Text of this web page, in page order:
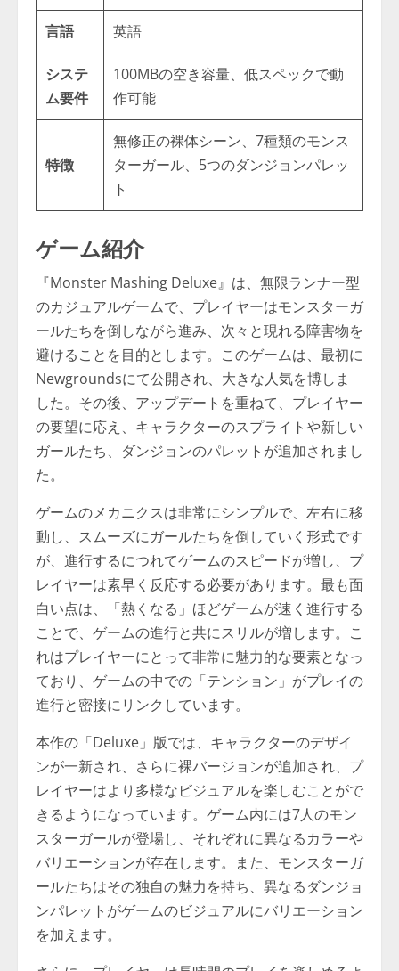
言語 英語
システ
ム要件
100MBの空き容量、低スペックで動
作可能
特徴
無修正の裸体シーン、7種類のモンス
ターガール、5つのダンジョンパレッ
ト
ゲーム紹介
『Monster Mashing Deluxe』は、無限ランナー型
のカジュアルゲームで、プレイヤーはモンスターガ
ールたちを倒しながら進み、次々と現れる障害物を
避けることを目的とします。このゲームは、最初に
Newgroundsにて公開され、大きな人気を博しま
した。その後、アップデートを重ねて、プレイヤー
の要望に応え、キャラクターのスプライトや新しい
ガールたち、ダンジョンのパレットが追加されまし
た。
ゲームのメカニクスは非常にシンプルで、左右に移
動し、スムーズにガールたちを倒していく形式です
が、進行するにつれてゲームのスピードが増し、プ
レイヤーは素早く反応する必要があります。最も面
白い点は、「熱くなる」ほどゲームが速く進行する
ことで、ゲームの進行と共にスリルが増します。こ
れはプレイヤーにとって非常に魅力的な要素となっ
ており、ゲームの中での「テンション」がプレイの
進行と密接にリンクしています。
本作の「Deluxe」版では、キャラクターのデザイ
ンが一新され、さらに裸バージョンが追加され、プ
レイヤーはより多様なビジュアルを楽しむことがで
きるようになっています。ゲーム内には7人のモン
スターガールが登場し、それぞれに異なるカラーや
バリエーションが存在します。また、モンスターガ
ールたちはその独自の魅力を持ち、異なるダンジョ
ンパレットがゲームのビジュアルにバリエーション
を加えます。